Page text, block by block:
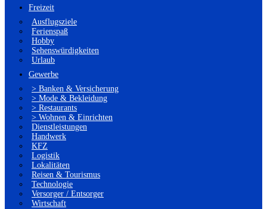
Freizeit
Ausflugsziele
Ferienspaß
Hobby
Sehenswürdigkeiten
Urlaub
Gewerbe
> Banken & Versicherung
> Mode & Bekleidung
> Restaurants
> Wohnen & Einrichten
Dienstleistungen
Handwerk
KFZ
Logistik
Lokalitäten
Reisen & Tourismus
Technologie
Versorger / Entsorger
Wirtschaft